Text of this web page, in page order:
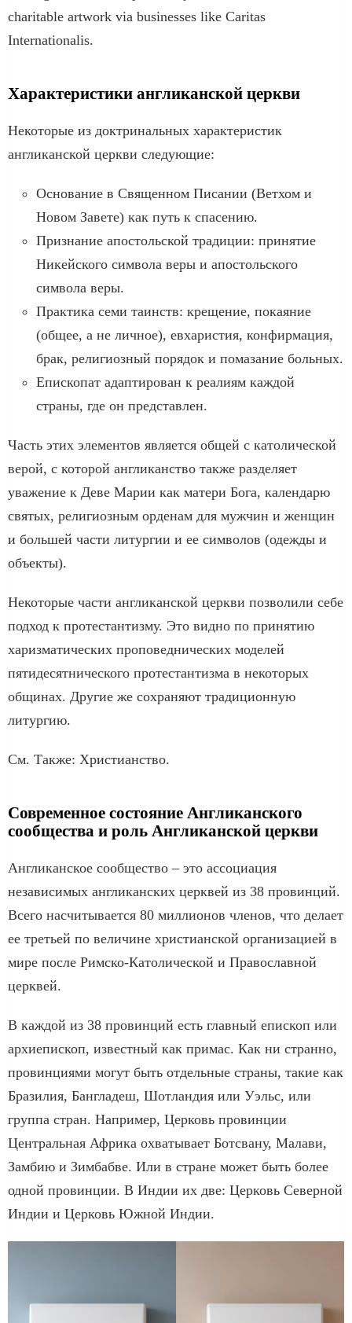
charitable artwork via businesses like Caritas
Internationalis.
Характеристики англиканской церкви
Некоторые из доктринальных характеристик
англиканской церкви следующие:
Основание в Священном Писании (Ветхом и
Новом Завете) как путь к спасению.
Признание апостольской традиции: принятие
Никейского символа веры и апостольского
символа веры.
Практика семи таинств: крещение, покаяние
(общее, а не личное), евхаристия, конфирмация,
брак, религиозный порядок и помазание больных.
Епископат адаптирован к реалиям каждой
страны, где он представлен.
Часть этих элементов является общей с католической
верой, с которой англиканство также разделяет
уважение к Деве Марии как матери Бога, календарю
святых, религиозным орденам для мужчин и женщин
и большей части литургии и ее символов (одежды и
объекты).
Некоторые части англиканской церкви позволили себе
подход к протестантизму. Это видно по принятию
харизматических проповеднических моделей
пятидесятнического протестантизма в некоторых
общинах. Другие же сохраняют традиционную
литургию.
См. Также: Христианство.
Современное состояние Англиканского
сообщества и роль Англиканской церкви
Англиканское сообщество – это ассоциация
независимых англиканских церквей из 38 провинций.
Всего насчитывается 80 миллионов членов, что делает
ее третьей по величине христианской организацией в
мире после Римско-Католической и Православной
церквей.
В каждой из 38 провинций есть главный епископ или
архиепископ, известный как примас. Как ни странно,
провинциями могут быть отдельные страны, такие как
Бразилия, Бангладеш, Шотландия или Уэльс, или
группа стран. Например, Церковь провинции
Центральная Африка охватывает Ботсвану, Малави,
Замбию и Зимбабве. Или в стране может быть более
одной провинции. В Индии их две: Церковь Северной
Индии и Церковь Южной Индии.